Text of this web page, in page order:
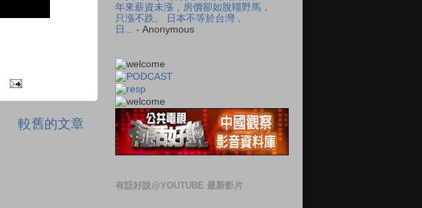
較舊的文章
年來薪資未漲，房價卻如脫韁野馬，
只漲不跌。 日本不等於台灣，
日...
- Anonymous
有話好說@YOUTUBE 最新影片